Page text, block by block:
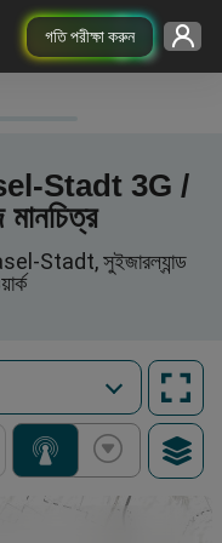
গতি পরীক্ষা করুন
Stadt 3G /
Stadt, সুইজারল্যান্ড